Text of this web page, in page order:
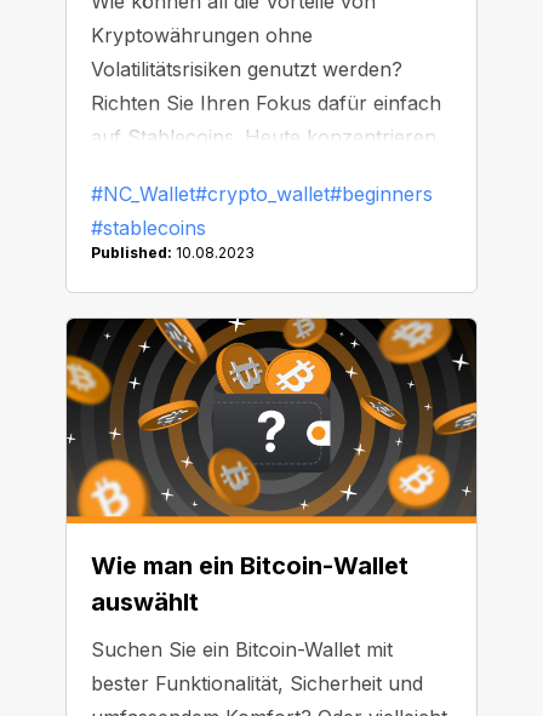
Kryptowährungen ohne
Volatilitätsrisiken genutzt werden?
Richten Sie Ihren Fokus dafür einfach
auf Stablecoins. Heute konzentrieren
Der Wert dieser Tokens ist an
traditionelle Vermögenswerte (Dollar,
bekanntesten „stabilen" Kryptos dieser
Art sind Tether (USDT), USD Coin
(USDC), DAI und Binance USD
(BUSD). In diesem Artikel kümmern
wir uns um einige Dinge, die es bei der
Wahl des richtigen Stablecoins zu
#NC_Wallet#crypto_wallet#beginners
#stablecoins
Published: 10.08.2023
Wie man ein Bitcoin-Wallet
auswählt
Suchen Sie ein Bitcoin-Wallet mit
bester Funktionalität, Sicherheit und